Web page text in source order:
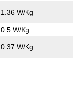
1.36 W/Kg
0.5 W/Kg
0.37 W/Kg